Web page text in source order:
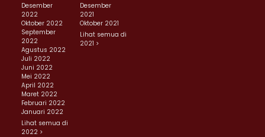
Desember
2022
Oktober 2022
September
2022
Agustus 2022
Juli 2022
Juni 2022
Mei 2022
April 2022
Maret 2022
Februari 2022
Januari 2022
Lihat semua di
2022 >
Desember
2021
Oktober 2021
Lihat semua di
2021 >